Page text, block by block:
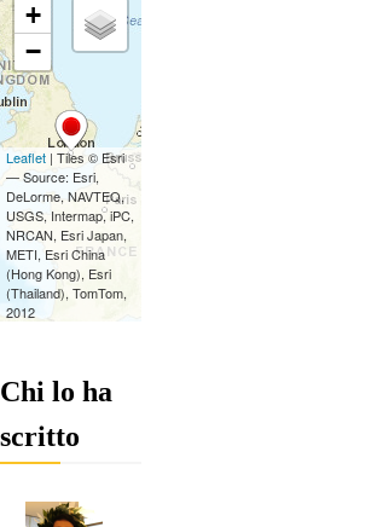
Chi lo ha
scritto